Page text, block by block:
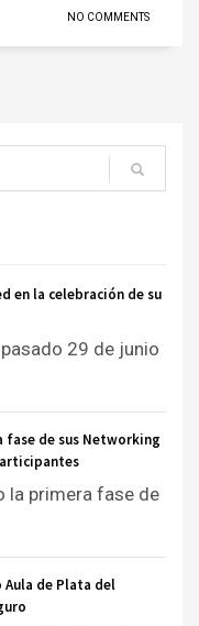
NO COMMENTS
en la celebración de su
29 de junio
fase de sus Networking
la primera fase de
de Plata del